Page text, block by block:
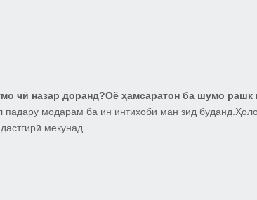
чӣ назар доранд?Оё ҳамсаратон ба шумо рашк
падару модарам ба ин интихоби ман зид
мекунад.